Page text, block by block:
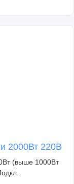
2000Вт 220В
(выше 1000Вт